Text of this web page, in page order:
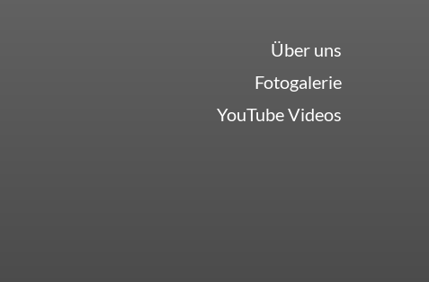
Über uns
Fotogalerie
YouTube Videos